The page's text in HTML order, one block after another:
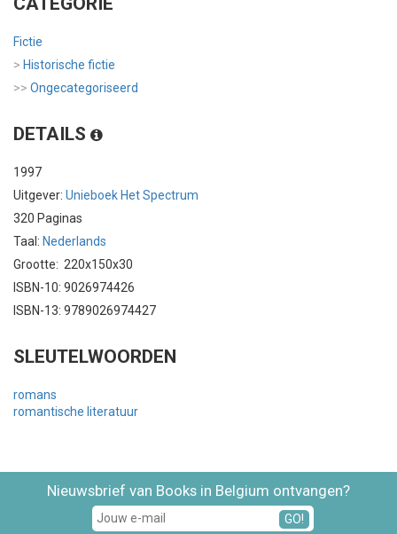
Fictie
> Historische fictie
>> Ongecategoriseerd
DETAILS
1997
Uitgever: Unieboek Het Spectrum
320 Paginas
Taal: Nederlands
Grootte: 220x150x30
ISBN-10: 9026974426
ISBN-13: 9789026974427
SLEUTELWOORDEN
romans
romantische literatuur
Nieuwsbrief van Books in Belgium ontvangen?
GO!